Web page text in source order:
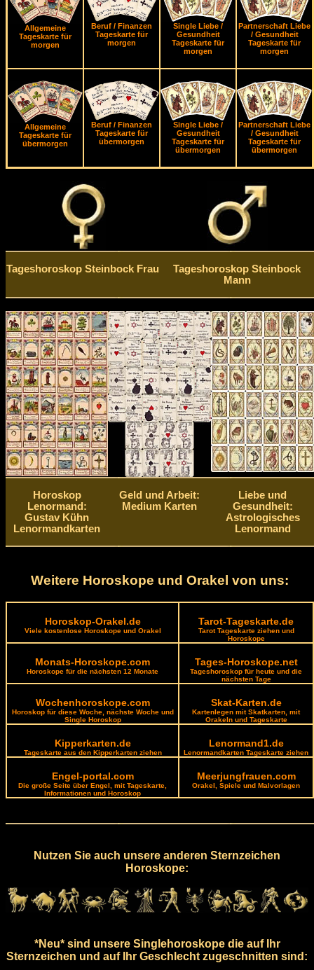
Allgemeine
Tageskarte für
morgen
Beruf / Finanzen
Tageskarte für
morgen
Single Liebe /
Gesundheit
Tageskarte für
morgen
Partnerschaft Liebe
/ Gesundheit
Tageskarte für
morgen
Allgemeine
Tageskarte für
übermorgen
Beruf / Finanzen
Tageskarte für
übermorgen
Single Liebe /
Gesundheit
Tageskarte für
übermorgen
Partnerschaft Liebe
/ Gesundheit
Tageskarte für
übermorgen
Tageshoroskop Steinbock Frau
Tageshoroskop Steinbock
Mann
Horoskop
Lenormand:
Gustav Kühn
Lenormandkarten
Geld und Arbeit:
Medium Karten
Liebe und
Gesundheit:
Astrologisches
Lenormand
Weitere Horoskope und Orakel von uns:
Horoskop-Orakel.de
Viele kostenlose Horoskope und Orakel
Tarot-Tageskarte.de
Tarot Tageskarte ziehen und
Horoskope
Monats-Horoskope.com
Horoskope für die nächsten 12 Monate
Tages-Horoskope.net
Tageshoroskop für heute und die
nächsten Tage
Wochenhoroskope.com
Horoskop für diese Woche, nächste Woche und
Single Horoskop
Skat-Karten.de
Kartenlegen mit Skatkarten, mit
Orakeln und Tageskarte
Kipperkarten.de
Tageskarte aus den Kipperkarten ziehen
Lenormand1.de
Lenormandkarten Tageskarte ziehen
Engel-portal.com
Die große Seite über Engel, mit Tageskarte,
Informationen und Horoskop
Meerjungfrauen.com
Orakel, Spiele und Malvorlagen
Nutzen Sie auch unsere anderen Sternzeichen
Horoskope:
*Neu* sind unsere Singlehoroskope die auf Ihr
Sternzeichen und auf Ihr Geschlecht zugeschnitten sind: